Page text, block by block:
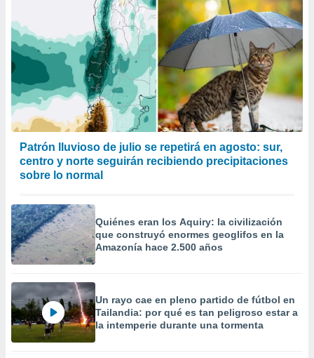
Patrón lluvioso de julio se repetirá en agosto: sur,
centro y norte seguirán recibiendo precipitaciones
sobre lo normal
Quiénes eran los Aquiry: la civilización
que construyó enormes geoglifos en la
Amazonía hace 2.500 años
Un rayo cae en pleno partido de fútbol en
Tailandia: por qué es tan peligroso estar a
la intemperie durante una tormenta